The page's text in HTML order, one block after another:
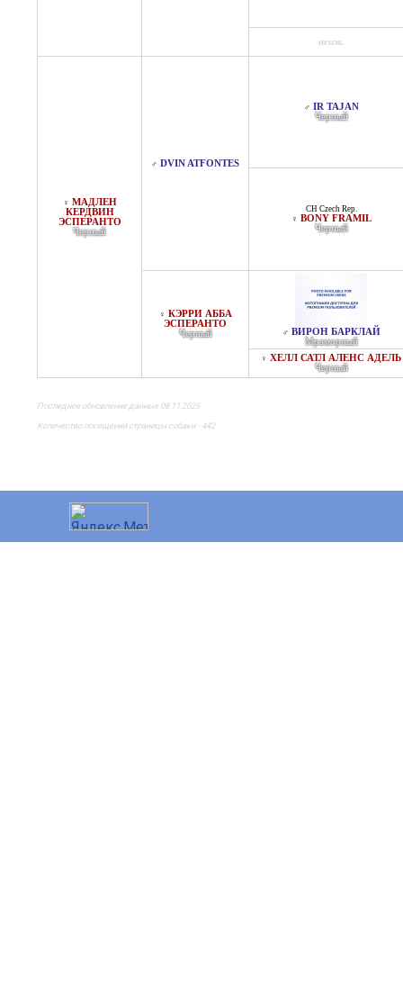
неизв.
♀ МАДЛЕН
КЕРДВИН
ЭСПЕРАНТО
Черный
♂ DVIN ATFONTES
♂ IR TAJAN
Черный
CH Czech Rep.
♀ BONY FRAMIL
Черный
♀ КЭРРИ АББА
ЭСПЕРАНТО
Черный
♂ ВИРОН БАРКЛАЙ
Мраморный
♀ ХЕЛЛ САТЛ АЛЕНС АДЕЛЬ
Черный
Последнее обновление данных 08.11.2025
Количество посещений страницы собаки - 442